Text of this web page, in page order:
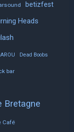
betizfest
Heads
Dead Boobs
bar
Bretagne
Café